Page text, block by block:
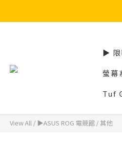
▶ 限
螢幕
Tuf
View All / ▶ASUS ROG 電競館 /其他